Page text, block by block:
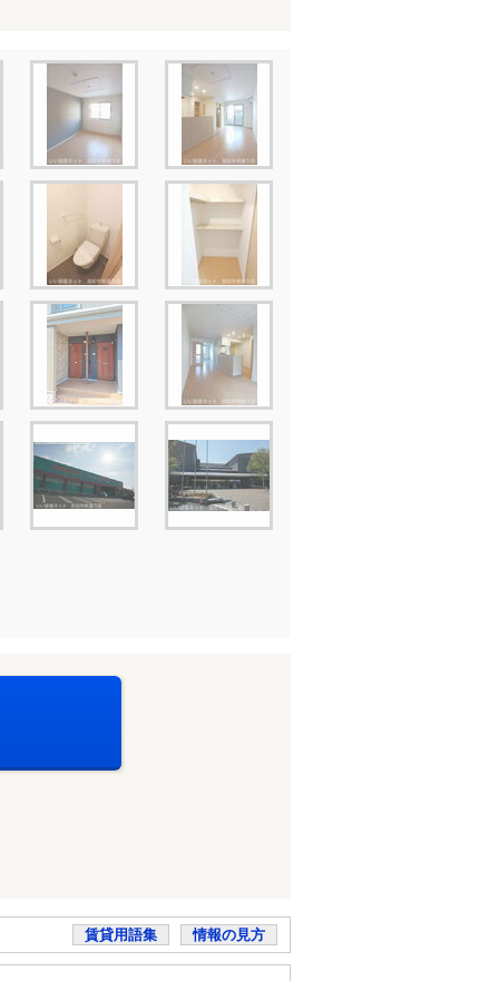
賃貸用語集 情報の見方